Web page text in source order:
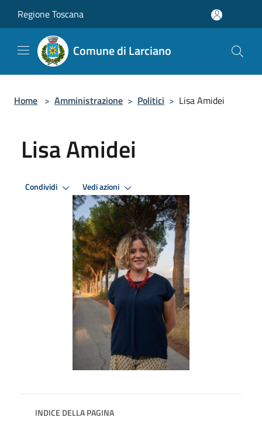
Regione Toscana
Comune di Larciano
Home > Amministrazione > Politici > Lisa Amidei
Lisa Amidei
Condividi Vedi azioni
INDICE DELLA PAGINA